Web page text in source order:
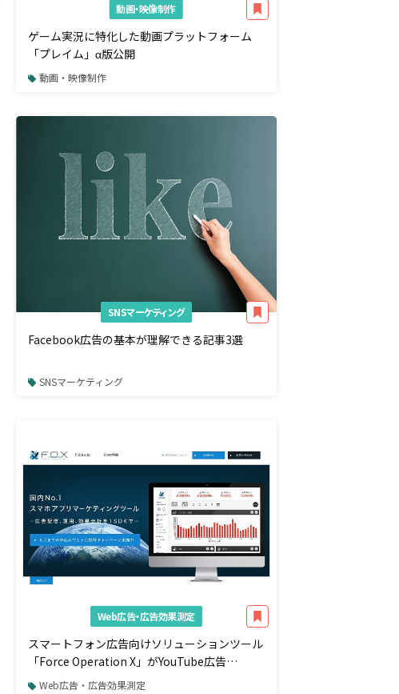
動画・映像制作
ゲーム実況に特化した動画プラットフォーム
「プレイム」α版公開
動画・映像制作
SNSマーケティング
Facebook広告の基本が理解できる記事3選
SNSマーケティング
Web広告・広告効果測定
スマートフォン広告向けソリューションツール
「Force Operation X」がYouTube広告
「TrueView」に対応
Web広告・広告効果測定